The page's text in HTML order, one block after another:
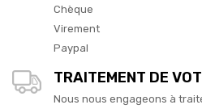
Chèque
Virement
Paypal
TRAITEMENT DE
Nous nous engageons à